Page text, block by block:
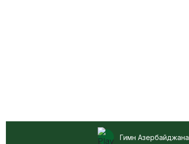
Гимн Азербайджана